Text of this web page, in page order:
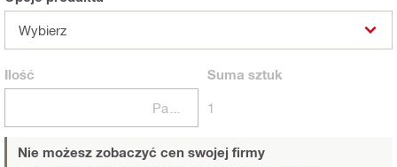
Wybierz
Ilość Suma sztuk
1
Nie możesz zobaczyć cen swojej firmy